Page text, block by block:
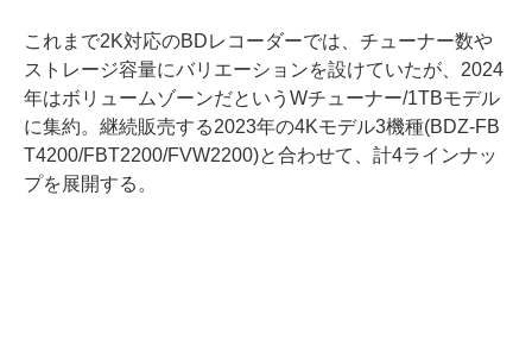
これまで2K対応のBDレコーダーでは、チューナー数や
ストレージ容量にバリエーションを設けていたが、2024
年はボリュームゾーンだというWチューナー/1TBモデル
に集約。継続販売する2023年の4Kモデル3機種(BDZ-FB
T4200/FBT2200/FVW2200)と合わせて、計4ラインナッ
プを展開する。